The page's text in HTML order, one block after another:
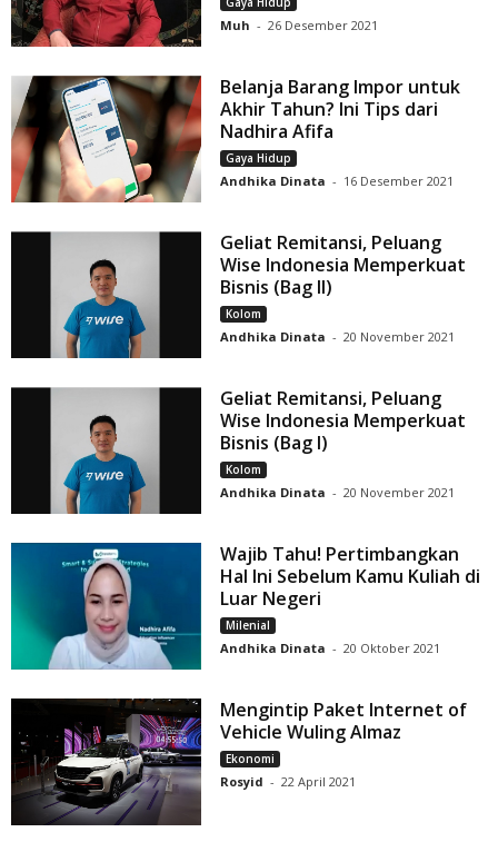
Muh - 26 Desember 2021
Belanja Barang Impor untuk
Akhir Tahun? Ini Tips dari
Nadhira Afifa
Gaya Hidup
Andhika Dinata - 16 Desember 2021
Geliat Remitansi, Peluang
Wise Indonesia Memperkuat
Bisnis (Bag II)
Kolom
Andhika Dinata - 20 November 2021
Geliat Remitansi, Peluang
Wise Indonesia Memperkuat
Bisnis (Bag I)
Kolom
Andhika Dinata - 20 November 2021
Wajib Tahu! Pertimbangkan
Hal Ini Sebelum Kamu Kuliah di
Luar Negeri
Milenial
Andhika Dinata - 20 Oktober 2021
Mengintip Paket Internet of
Vehicle Wuling Almaz
Ekonomi
Rosyid - 22 April 2021